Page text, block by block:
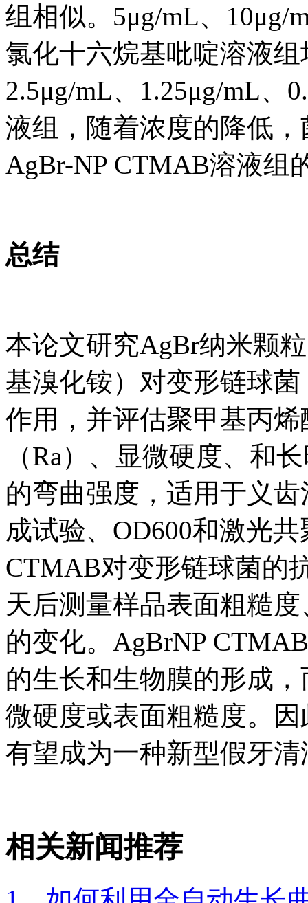
组相似。5μg/mL、10μg/
氯化十六烷基吡啶溶液
2.5μg/mL、1.25μg/mL、
液组，随着浓度的降低
AgBr-NP CTMAB溶液组
总结
本论文研究AgBr纳米颗
基溴化铵）对变形链球菌
作用，并评估聚甲基丙
（Ra）、显微硬度、和
的弯曲强度，适用于义
成试验、OD600和激光
CTMAB对变形链球菌的
天后测量样品表面粗糙
的变化。AgBrNP
的生长和生物膜的形成
微硬度或表面粗糙度。
有望成为一种新型假牙清
相关新闻推荐